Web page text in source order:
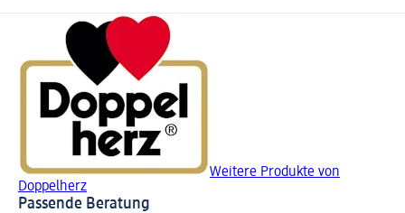
Weitere Produkte von
Doppelherz
Passende Beratung